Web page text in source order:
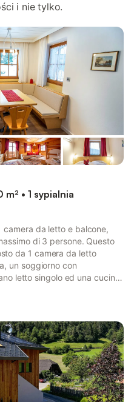
i nie tylko.
• 1 sypialnia
da letto e balcone,
di 3 persone. Questo
da 1 camera da letto
un soggiorno con
letto singolo ed una cucina
cucina separata dispone di
per il caffè, frigorifero
stoviglie ...